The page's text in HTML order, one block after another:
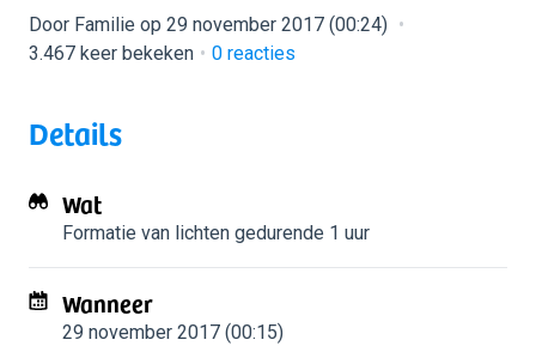
Door Familie op 29 november 2017 (00:24)
3.467 keer bekeken
0 reacties
Details
Wat
Formatie van lichten gedurende 1 uur
Wanneer
29 november 2017 (00:15)